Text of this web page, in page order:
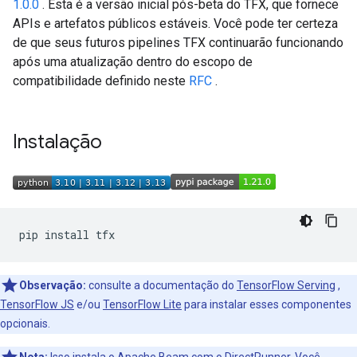
1.0.0 . Esta é a versão inicial pós-beta do TFX, que fornece
APIs e artefatos públicos estáveis. Você pode ter certeza
de que seus futuros pipelines TFX continuarão funcionando
após uma atualização dentro do escopo de
compatibilidade definido neste RFC .
Instalação
pip install tfx
Observação: consulte a documentação do TensorFlow Serving ,
TensorFlow JS e/ou TensorFlow Lite para instalar esses componentes
opcionais.